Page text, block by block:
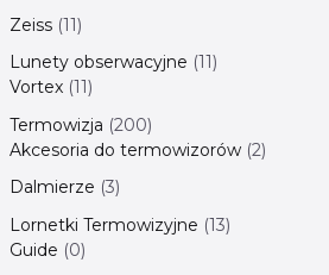
Zeiss 11
Lunety obserwacyjne 11
Vortex 11
Termowizja 200
Akcesoria do termowizorów 2
Dalmierze 3
Lornetki Termowizyjne 13
Guide 0